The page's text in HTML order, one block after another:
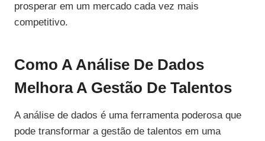
prosperar em um mercado cada vez mais
competitivo.
Como A Análise De Dados
Melhora A Gestão De Talentos
A análise de dados é uma ferramenta poderosa que
pode transformar a gestão de talentos em uma